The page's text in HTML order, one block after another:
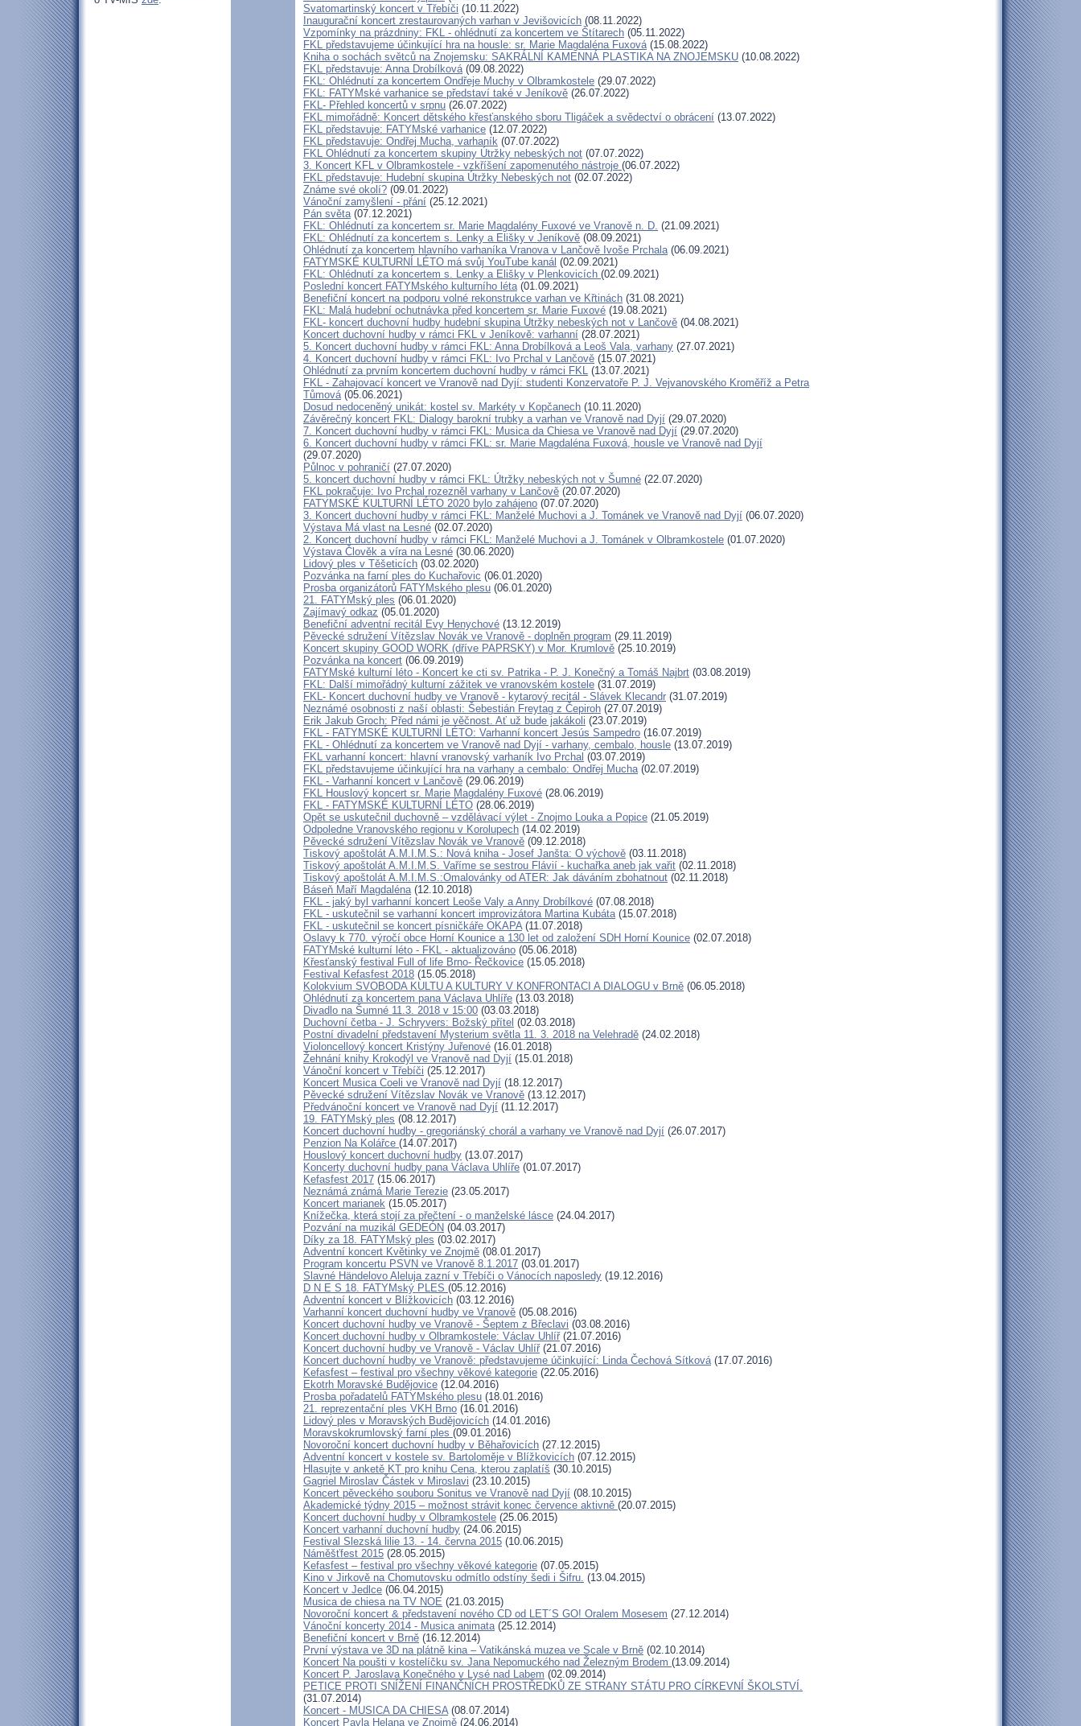
Svatomartinský koncert v Třebíči (10.11.2022)
Inaugurační koncert zrestaurovaných varhan v Jevišovicích (08.11.2022)
Vzpomínky na prázdniny: FKL - ohlédnutí za koncertem ve Štítarech (05.11.2022)
FKL představujeme účinkující hra na housle: sr. Marie Magdaléna Fuxová(15.08.2022)
Kniha o sochách světců na Znojemsku: SAKRÁLNÍ KAMENNÁ PLASTIKA NA ZNOJEMSKU (10.08.2022)
FKL představuje: Anna Drobílková(09.08.2022)
FKL: Ohlédnutí za koncertem Ondřeje Muchy v Olbramkostele (29.07.2022)
FKL: FATYMské varhanice se představí také v Jeníkově (26.07.2022)
FKL- Přehled koncertů v srpnu (26.07.2022)
FKL mimořádně: Koncert dětského křesťanského sboru Tligáček a svědectví o obrácení (13.07.2022)
FKL představuje: FATYMské varhanice (12.07.2022)
FKL představuje: Ondřej Mucha, varhaník (07.07.2022)
FKL Ohlédnutí za koncertem skupiny Útržky nebeských not (07.07.2022)
3. Koncert KFL v Olbramkostele - vzkříšení zapomenutého nástroje (06.07.2022)
FKL představuje: Hudební skupina Útržky Nebeských not (02.07.2022)
Známe své okolí? (09.01.2022)
Vánoční zamyšlení - přání (25.12.2021)
Pán světa(07.12.2021)
FKL: Ohlédnutí za koncertem sr. Marie Magdalény Fuxové ve Vranově n. D. (21.09.2021)
FKL: Ohlédnutí za koncertem s. Lenky a Elišky v Jeníkově (08.09.2021)
Ohlédnutí za koncertem hlavního varhaníka Vranova v Lančově Ivoše Prchala(06.09.2021)
FATYMSKÉ KULTURNÍ LÉTO má svůj YouTube kanál (02.09.2021)
FKL: Ohlédnutí za koncertem s. Lenky a Elišky v Plenkovicích (02.09.2021)
Poslední koncert FATYMského kulturního léta(01.09.2021)
Benefiční koncert na podporu volné rekonstrukce varhan ve Křtinách (31.08.2021)
FKL: Malá hudební ochutnávka před koncertem sr. Marie Fuxové (19.08.2021)
FKL- koncert duchovní hudby hudební skupina Útržky nebeských not v Lančově (04.08.2021)
Koncert duchovní hudby v rámci FKL v Jeníkově: varhanní (28.07.2021)
5. Koncert duchovní hudby v rámci FKL: Anna Drobílková a Leoš Vala, varhany (27.07.2021)
4. Koncert duchovní hudby v rámci FKL: Ivo Prchal v Lančově (15.07.2021)
Ohlédnutí za prvním koncertem duchovní hudby v rámci FKL (13.07.2021)
FKL - Zahajovací koncert ve Vranově nad Dyjí: studenti Konzervatoře P. J. Vejvanovského Kroměříž a Petra
Tůmová(05.06.2021)
Dosud nedoceněný unikát: kostel sv. Markéty v Kopčanech (10.11.2020)
Závěrečný koncert FKL: Dialogy barokní trubky a varhan ve Vranově nad Dyjí (29.07.2020)
7. Koncert duchovní hudby v rámci FKL: Musica da Chiesa ve Vranově nad Dyjí (29.07.2020)
6. Koncert duchovní hudby v rámci FKL: sr. Marie Magdaléna Fuxová, housle ve Vranově nad Dyjí
(29.07.2020)
Půlnoc v pohraničí (27.07.2020)
5. koncert duchovní hudby v rámci FKL: Útržky nebeských not v Šumné (22.07.2020)
FKL pokračuje: Ivo Prchal rozezněl varhany v Lančově (20.07.2020)
FATYMSKÉ KULTURNÍ LÉTO 2020 bylo zahájeno (07.07.2020)
3. Koncert duchovní hudby v rámci FKL: Manželé Muchovi a J. Tománek ve Vranově nad Dyjí (06.07.2020)
Výstava Má vlast na Lesné (02.07.2020)
2. Koncert duchovní hudby v rámci FKL: Manželé Muchovi a J. Tománek v Olbramkostele (01.07.2020)
Výstava Člověk a víra na Lesné (30.06.2020)
Lidový ples v Těšeticích (03.02.2020)
Pozvánka na farní ples do Kuchařovic (06.01.2020)
Prosba organizátorů FATYMského plesu (06.01.2020)
21. FATYMský ples (06.01.2020)
Zajímavý odkaz (05.01.2020)
Benefiční adventní recitál Evy Henychové (13.12.2019)
Pěvecké sdružení Vítězslav Novák ve Vranově - doplněn program (29.11.2019)
Koncert skupiny GOOD WORK (dříve PAPRSKY) v Mor. Krumlově (25.10.2019)
Pozvánka na koncert (06.09.2019)
FATYMské kulturní léto - Koncert ke cti sv. Patrika - P. J. Konečný a Tomáš Najbrt (03.08.2019)
FKL: Další mimořádný kulturní zážitek ve vranovském kostele (31.07.2019)
FKL- Koncert duchovní hudby ve Vranově - kytarový recitál - Slávek Klecandr (31.07.2019)
Neznámé osobnosti z naší oblasti: Šebestián Freytag z Čepiroh (27.07.2019)
Erik Jakub Groch: Před námi je věčnost. Ať už bude jakákoli (23.07.2019)
FKL - FATYMSKÉ KULTURNÍ LÉTO: Varhanní koncert Jesús Sampedro (16.07.2019)
FKL - Ohlédnutí za koncertem ve Vranově nad Dyjí - varhany, cembalo, housle (13.07.2019)
FKL varhanní koncert: hlavní vranovský varhaník Ivo Prchal (03.07.2019)
FKL představujeme účinkující hra na varhany a cembalo: Ondřej Mucha(02.07.2019)
FKL - Varhanní koncert v Lančově (29.06.2019)
FKL Houslový koncert sr. Marie Magdalény Fuxové (28.06.2019)
FKL - FATYMSKÉ KULTURNÍ LÉTO (28.06.2019)
Opět se uskutečnil duchovně – vzdělávací výlet - Znojmo Louka a Popice (21.05.2019)
Odpoledne Vranovského regionu v Korolupech (14.02.2019)
Pěvecké sdružení Vítězslav Novák ve Vranově (09.12.2018)
Tiskový apoštolát A.M.I.M.S.: Nová kniha - Josef Janšta: O výchově (03.11.2018)
Tiskový apoštolát A.M.I.M.S. Vaříme se sestrou Flávií - kuchařka aneb jak vařit (02.11.2018)
Tiskový apoštolát A.M.I.M.S.:Omalovánky od ATER: Jak dáváním zbohatnout (02.11.2018)
Báseň Maří Magdaléna(12.10.2018)
FKL - jaký byl varhanní koncert Leoše Valy a Anny Drobílkové (07.08.2018)
FKL - uskutečnil se varhanní koncert improvizátora Martina Kubáta(15.07.2018)
FKL - uskutečnil se koncert písničkáře OKAPA(11.07.2018)
Oslavy k 770. výročí obce Horní Kounice a 130 let od založení SDH Horní Kounice (02.07.2018)
FATYMské kulturní léto - FKL - aktualizováno (05.06.2018)
Křesťanský festival Full of life Brno- Řečkovice (15.05.2018)
Festival Kefasfest 2018 (15.05.2018)
Kolokvium SVOBODA KULTU A KULTURY V KONFRONTACI A DIALOGU v Brně (06.05.2018)
Ohlédnutí za koncertem pana Václava Uhlíře (13.03.2018)
Divadlo na Šumné 11.3. 2018 v 15:00 (03.03.2018)
Duchovní četba - J. Schryvers: Božský přítel (02.03.2018)
Postní divadelní představení Mysterium světla 11. 3. 2018 na Velehradě (24.02.2018)
Violoncellový koncert Kristýny Juřenové (16.01.2018)
Žehnání knihy Krokodýl ve Vranově nad Dyjí (15.01.2018)
Vánoční koncert v Třebíči (25.12.2017)
Koncert Musica Coeli ve Vranově nad Dyjí (18.12.2017)
Pěvecké sdružení Vítězslav Novák ve Vranově (13.12.2017)
Předvánoční koncert ve Vranově nad Dyjí (11.12.2017)
19. FATYMský ples (08.12.2017)
Koncert duchovní hudby - gregoriánský chorál a varhany ve Vranově nad Dyjí (26.07.2017)
Penzion Na Kolářce (14.07.2017)
Houslový koncert duchovní hudby (13.07.2017)
Koncerty duchovní hudby pana Václava Uhlíře (01.07.2017)
Kefasfest 2017 (15.06.2017)
Neznámá známá Marie Terezie (23.05.2017)
Koncert marianek (15.05.2017)
Knížečka, která stojí za přečtení - o manželské lásce (24.04.2017)
Pozvání na muzikál GEDEÓN (04.03.2017)
Díky za 18. FATYMský ples (03.02.2017)
Adventní koncert Květinky ve Znojmě (08.01.2017)
Program koncertu PSVN ve Vranově 8.1.2017 (03.01.2017)
Slavné Händelovo Aleluja zazní v Třebíči o Vánocích naposledy (19.12.2016)
D N E S 18. FATYMský PLES (05.12.2016)
Adventní koncert v Blížkovicích (03.12.2016)
Varhanní koncert duchovní hudby ve Vranově (05.08.2016)
Koncert duchovní hudby ve Vranově - Šeptem z Břeclavi (03.08.2016)
Koncert duchovní hudby v Olbramkostele: Václav Uhlíř(21.07.2016)
Koncert duchovní hudby ve Vranově - Václav Uhlíř(21.07.2016)
Koncert duchovní hudby ve Vranově: představujeme účinkující: Linda Čechová Sítková(17.07.2016)
Kefasfest – festival pro všechny věkové kategorie (22.05.2016)
Ekotrh Moravské Budějovice (12.04.2016)
Prosba pořadatelů FATYMského plesu (18.01.2016)
21. reprezentační ples VKH Brno (16.01.2016)
Lidový ples v Moravských Budějovicích (14.01.2016)
Moravskokrumlovský farní ples (09.01.2016)
Novoroční koncert duchovní hudby v Běhařovicích (27.12.2015)
Adventní koncert v kostele sv. Bartoloměje v Blížkovicích (07.12.2015)
Hlasujte v anketě KT pro knihu Cena, kterou zaplatíš (30.10.2015)
Gagriel Miroslav Částek v Miroslavi (23.10.2015)
Koncert pěveckého souboru Sonitus ve Vranově nad Dyjí (08.10.2015)
Akademické týdny 2015 – možnost strávit konec července aktivně (20.07.2015)
Koncert duchovní hudby v Olbramkostele (25.06.2015)
Koncert varhanní duchovní hudby (24.06.2015)
Festival Slezská lilie 13. - 14. června 2015 (10.06.2015)
Náměšťfest 2015 (28.05.2015)
Kefasfest – festival pro všechny věkové kategorie (07.05.2015)
Kino v Jirkově na Chomutovsku odmítlo odstíny šedi i Šifru. (13.04.2015)
Koncert v Jedlce (06.04.2015)
Musica de chiesa na TV NOE (21.03.2015)
Novoroční koncert & představení nového CD od LET´S GO! Oralem Mosesem (27.12.2014)
Vánoční koncerty 2014 - Musica animata(25.12.2014)
Benefiční koncert v Brně (16.12.2014)
První výstava ve 3D na plátně kina – Vatikánská muzea ve Scale v Brně (02.10.2014)
Koncert Na poušti v kostelíčku sv. Jana Nepomuckého nad Železným Brodem (13.09.2014)
Koncert P. Jaroslava Konečného v Lysé nad Labem (02.09.2014)
PETICE PROTI SNÍŽENÍ FINANČNÍCH PROSTŘEDKŮ ZE STRANY STÁTU PRO CÍRKEVNÍ ŠKOLSTVÍ.
(31.07.2014)
Koncert - MUSICA DA CHIESA(08.07.2014)
Koncert Pavla Helana ve Znojmě (24.06.2014)